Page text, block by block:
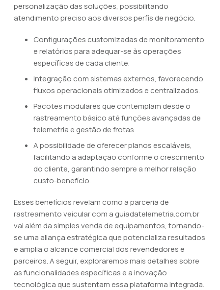
personalização das soluções, possibilitando
atendimento preciso aos diversos perfis de negócio.
Configurações customizadas de monitoramento
e relatórios para adequar-se às operações
específicas de cada cliente.
Integração com sistemas externos, favorecendo
fluxos operacionais otimizados e centralizados.
Pacotes modulares que contemplam desde o
rastreamento básico até funções avançadas de
telemetria e gestão de frotas.
A possibilidade de oferecer planos escaláveis,
facilitando a adaptação conforme o crescimento
do cliente, garantindo sempre a melhor relação
custo-benefício.
Esses benefícios revelam como a parceria de
rastreamento veicular com a guiadatelemetria.com.br
vai além da simples venda de equipamentos, tornando-
se uma aliança estratégica que potencializa resultados
e amplia o alcance comercial dos revendedores e
parceiros. A seguir, exploraremos mais detalhes sobre
as funcionalidades específicas e a inovação
tecnológica que sustentam essa plataforma integrada.